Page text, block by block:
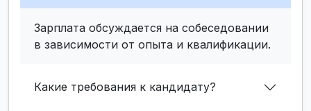
Зарплата обсуждается на собеседовании
в зависимости от опыта и квалификации.
Какие требования к кандидату?